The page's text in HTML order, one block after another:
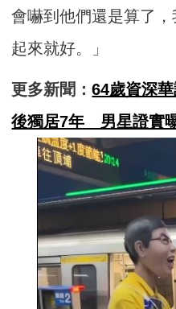
會嚇到他們還是算了
起來就好。」
更多新聞：64歲資深
後獨居7年 男星證實